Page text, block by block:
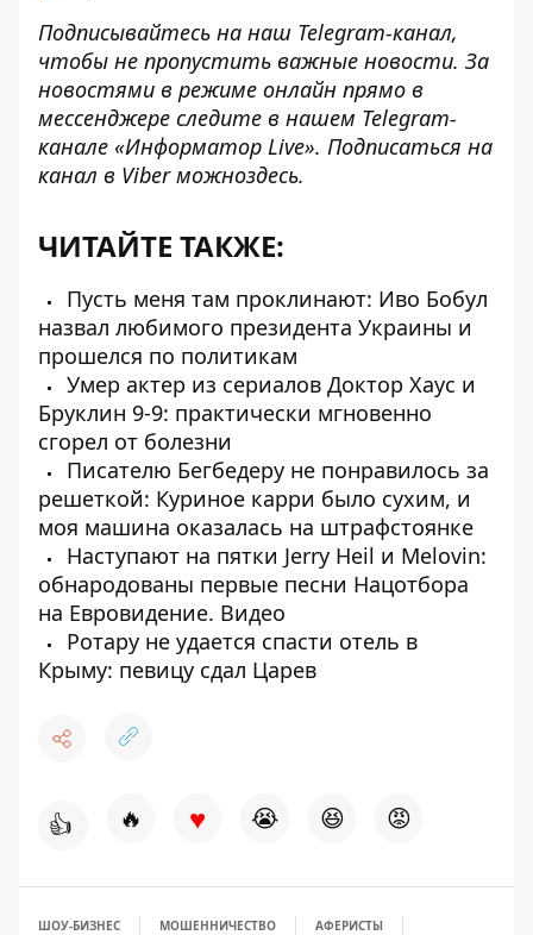
Подписывайтесь на наш Telegram-канал,
чтобы не пропустить важные новости. За
новостями в режиме онлайн прямо в
мессенджере следите в нашем Telegram-
канале «Информатор Live». Подписаться на
канал в Viber можноздесь.
ЧИТАЙТЕ ТАКЖЕ:
Пусть меня там проклинают: Иво Бобул
назвал любимого президента Украины и
прошелся по политикам
Умер актер из сериалов Доктор Хаус и
Бруклин 9-9: практически мгновенно
сгорел от болезни
Писателю Бегбедеру не понравилось за
решеткой: Куриное карри было сухим, и
моя машина оказалась на штрафстоянке
Наступают на пятки Jerry Heil и Melovin:
обнародованы первые песни Нацотбора
на Евровидение. Видео
Ротару не удается спасти отель в
Крыму: певицу сдал Царев
👍 🔥 ♥ 😭 😆 😡
ШОУ-БИЗНЕС МОШЕННИЧЕСТВО
АФЕРИСТЫ